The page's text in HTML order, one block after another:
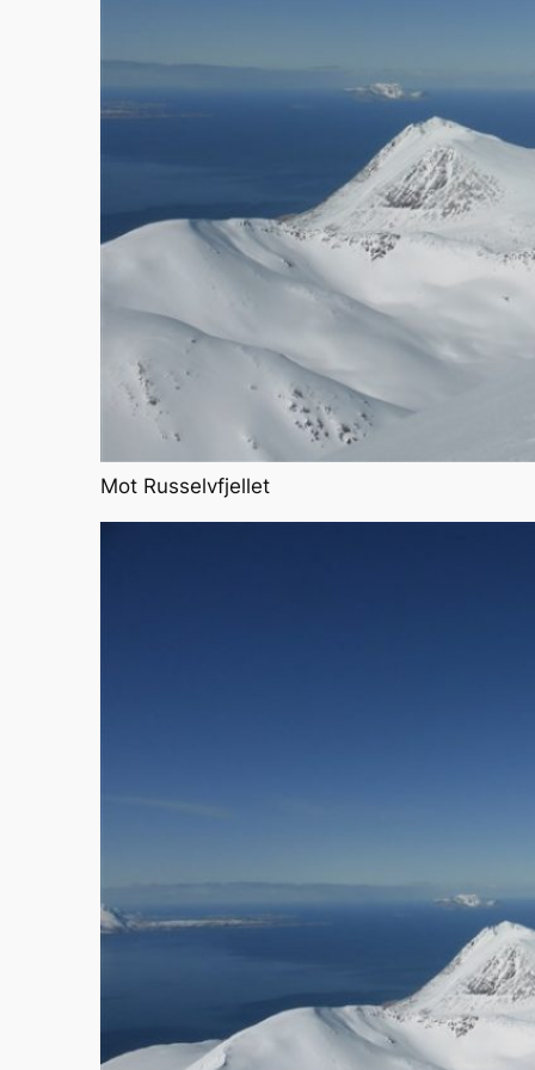
Mot Russelvfjellet